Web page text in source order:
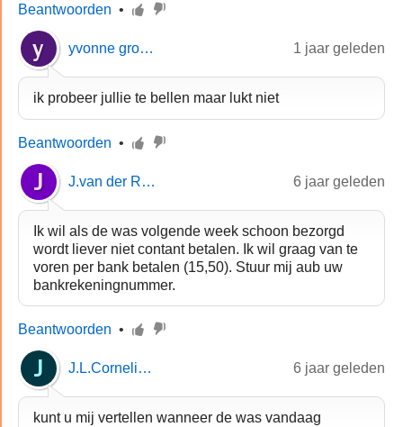
Beantwoorden •
yvonne groenendijk 1 jaar geleden
ik probeer jullie te bellen maar lukt niet
Beantwoorden •
J.van der Roest 6 jaar geleden
Ik wil als de was volgende week schoon bezorgd
wordt liever niet contant betalen. Ik wil graag van te
voren per bank betalen (15,50). Stuur mij aub uw
bankrekeningnummer.
Beantwoorden •
J.L.Cornelisse 6 jaar geleden
kunt u mij vertellen wanneer de was vandaag